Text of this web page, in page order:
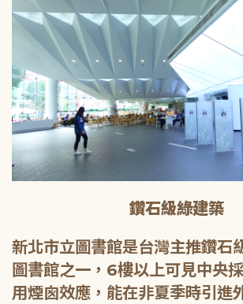
鑽石級綠建築
新北市立圖書館是台灣主推鑽石
圖書館之一，6樓以上可見中央
用煙囪效應，能在非夏季時引進